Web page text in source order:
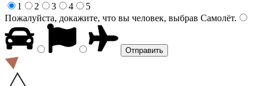
1
2 3 4
5
Пожалуйста, докажите, что вы человек, выбрав Самолёт.